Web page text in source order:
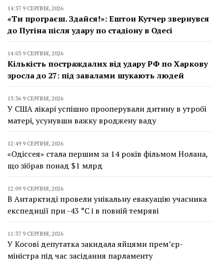
14:37 9 СЕРПНЯ, 2026
«Ти програєш. Здайся!»: Ештон Кутчер звернувся
до Путіна після удару по стадіону в Одесі
14:03 9 СЕРПНЯ, 2026
Кількість постраждалих від удару РФ по Харкову
зросла до 27: під завалами шукають людей
13:36 9 СЕРПНЯ, 2026
У США лікарі успішно прооперували дитину в утробі
матері, усунувши важку вроджену ваду
12:49 9 СЕРПНЯ, 2026
«Одіссея» стала першим за 14 років фільмом Нолана,
що зібрав понад $1 млрд
12:09 9 СЕРПНЯ, 2026
В Антарктиді провели унікальну евакуацію учасника
експедиції при -43 °C і в повній темряві
11:37 9 СЕРПНЯ, 2026
У Косові депутатка закидала яйцями прем’єр-
міністра під час засідання парламенту